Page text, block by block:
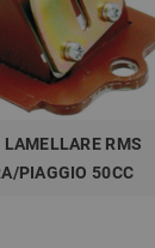
LAMELLARE RMS
PIAGGIO 50CC